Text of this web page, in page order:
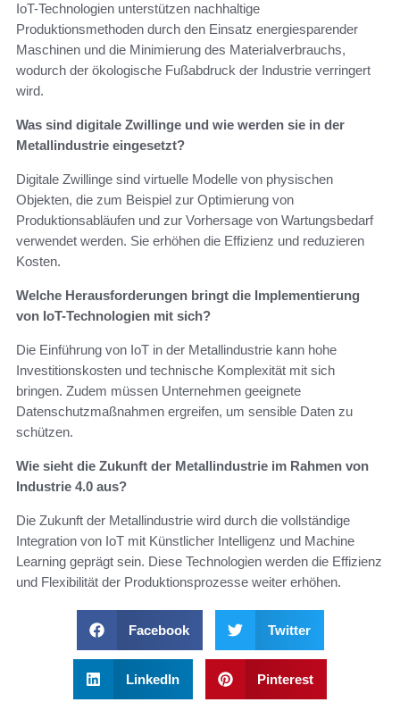
IoT-Technologien unterstützen nachhaltige
Produktionsmethoden durch den Einsatz energiesparender
Maschinen und die Minimierung des Materialverbrauchs,
wodurch der ökologische Fußabdruck der Industrie verringert
wird.
Was sind digitale Zwillinge und wie werden sie in der
Metallindustrie eingesetzt?
Digitale Zwillinge sind virtuelle Modelle von physischen
Objekten, die zum Beispiel zur Optimierung von
Produktionsabläufen und zur Vorhersage von Wartungsbedarf
verwendet werden. Sie erhöhen die Effizienz und reduzieren
Kosten.
Welche Herausforderungen bringt die Implementierung
von IoT-Technologien mit sich?
Die Einführung von IoT in der Metallindustrie kann hohe
Investitionskosten und technische Komplexität mit sich
bringen. Zudem müssen Unternehmen geeignete
Datenschutzmaßnahmen ergreifen, um sensible Daten zu
schützen.
Wie sieht die Zukunft der Metallindustrie im Rahmen von
Industrie 4.0 aus?
Die Zukunft der Metallindustrie wird durch die vollständige
Integration von IoT mit Künstlicher Intelligenz und Machine
Learning geprägt sein. Diese Technologien werden die Effizienz
und Flexibilität der Produktionsprozesse weiter erhöhen.
Facebook Twitter
LinkedIn Pinterest